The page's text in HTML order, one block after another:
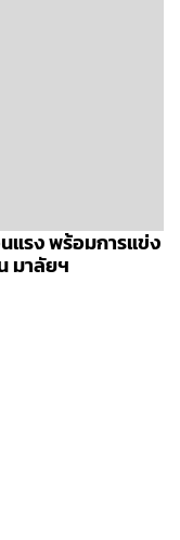
แรง พร้อมการแข่ง
มาลัยฯ